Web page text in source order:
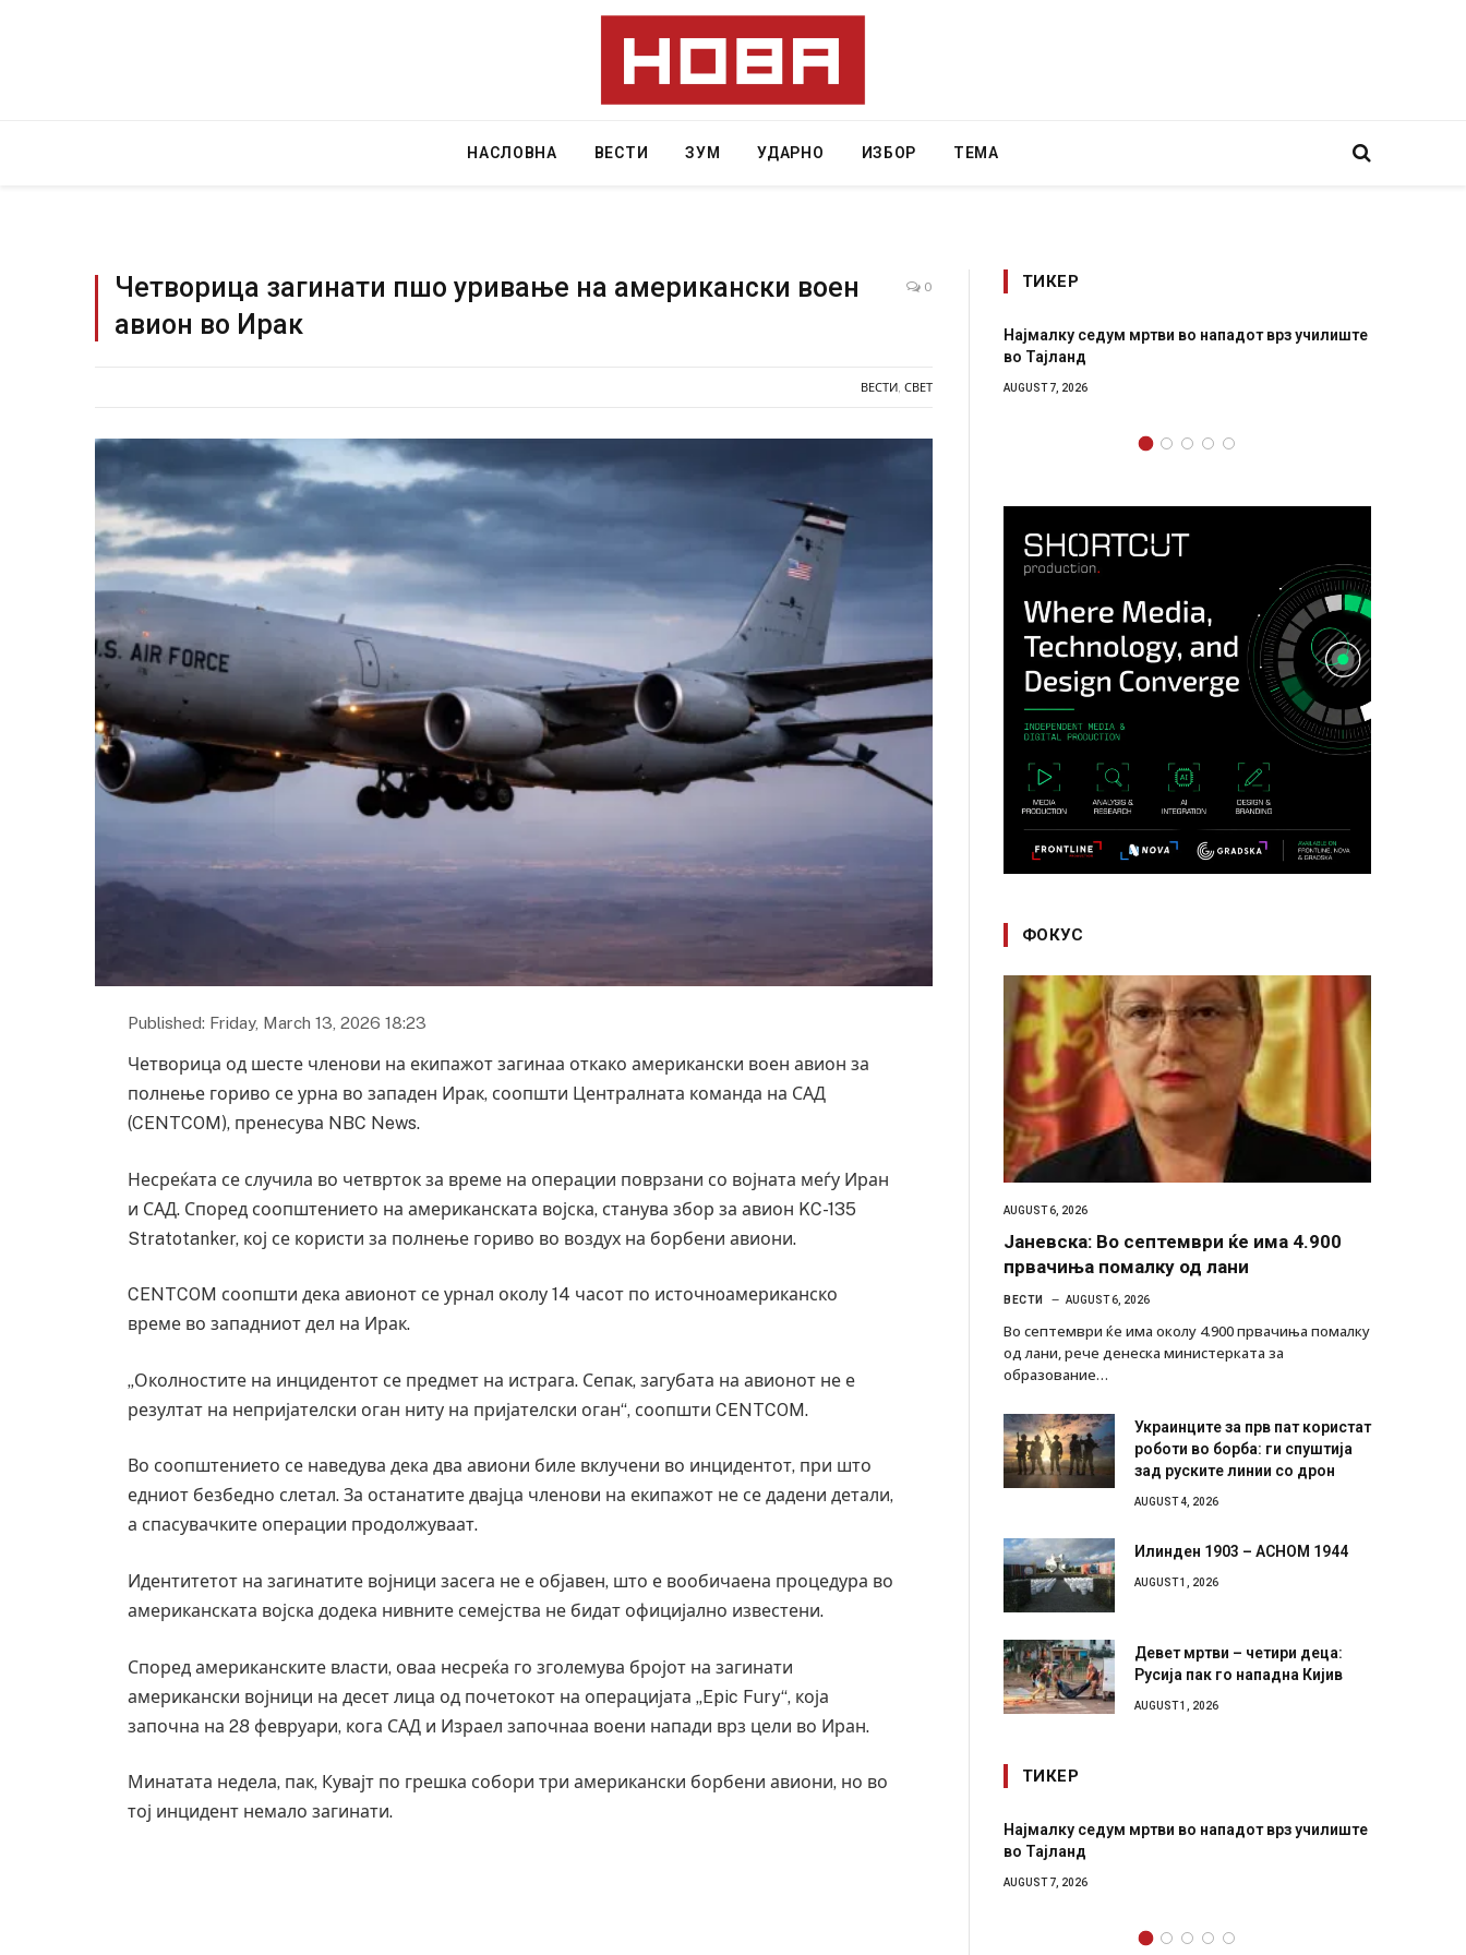
НАСЛОВНА ВЕСТИ ЗУМ УДАРНО ИЗБОР ТЕМА
Четворица загинати пшо уривање на американски воен
авион во Ирак
0
ВЕСТИ СВЕТ
Published: Friday, March 13, 2026 18:23
Четворица од шесте членови на екипажот загинаа откако американски воен авион за
полнење гориво се урна во западен Ирак, соопшти Централната команда на САД
(CENTCOM), пренесува NBC News.
Несреќата се случила во четврток за време на операции поврзани со војната меѓу Иран
и САД. Според соопштението на американската војска, станува збор за авион KC-135
Stratotanker, кој се користи за полнење гориво во воздух на борбени авиони.
CENTCOM соопшти дека авионот се урнал околу 14 часот по источнoамериканско
време во западниот дел на Ирак.
„Околностите на инцидентот се предмет на истрага. Сепак, загубата на авионот не е
резултат на непријателски оган ниту на пријателски оган“, соопшти CENTCOM.
Во соопштението се наведува дека два авиони биле вклучени во инцидентот, при што
едниот безбедно слетал. За останатите двајца членови на екипажот не се дадени детали,
а спасувачките операции продолжуваат.
Идентитетот на загинатите војници засега не е објавен, што е вообичаена процедура во
американската војска додека нивните семејства не бидат официјално известени.
Според американските власти, оваа несреќа го зголемува бројот на загинати
американски војници на десет лица од почетокот на операцијата „Epic Fury“, која
започна на 28 февруари, кога САД и Израел започнаа воени напади врз цели во Иран.
Минатата недела, пак, Кувајт по грешка собори три американски борбени авиони, но во
тој инцидент немало загинати.
ТИКЕР
Најмалку седум мртви во нападот врз училиште
во Тајланд
AUGUST 7, 2026
ФОКУС
AUGUST 6, 2026
Јаневска: Во септември ќе има 4.900
првачиња помалку од лани
ВЕСТИ AUGUST 6, 2026
Во септември ќе има околу 4.900 првачиња помалку
од лани, рече денеска министерката за
образование…
Украинците за прв пат користат
роботи во борба: ги спуштија
зад руските линии со дрон
AUGUST 4, 2026
Илинден 1903 – АСНОМ 1944
AUGUST 1, 2026
Девет мртви – четири деца:
Русија пак го нападна Кијив
AUGUST 1, 2026
ТИКЕР
Најмалку седум мртви во нападот врз училиште
во Тајланд
AUGUST 7, 2026